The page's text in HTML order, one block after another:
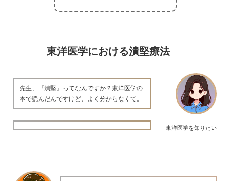
東洋医学における潰堅療法
東洋医学を知りたい
先生、『潰堅』ってなんですか？東洋医学の
本で読んだんですけど、よく分からなくて。